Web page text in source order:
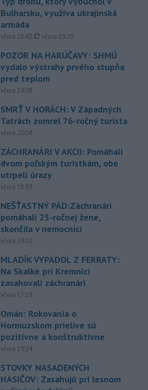
Bulharsku, využíva ukrajinská
armáda
včera 18:43, aktualizované
včera 19:29
POZOR NA HARÚČAVY: SHMÚ
vydalo výstrahy prvého stupňa
pred teplom
včera 19:28
SMRŤ V HORÁCH: V Západných
Tatrách zomrel 76-ročný turista
včera 20:04
ZÁCHRANÁRI V AKCII: Pomáhali
dvom poľským turistkám, obe
utrpeli úrazy
včera 18:39
NEŠŤASTNÝ PÁD:Záchranári
pomáhali 25-ročnej žene,
skončila v nemocnici
včera 19:10
MLADÍK VYPADOL Z FERRATY:
Na Skalke pri Kremnici
zasahovali záchranári
včera 17:19
Omán: Rokovania o
Hormuzskom prielive sú
pozitívne a konštruktívne
včera 19:24
STOVKY NASADENÝCH
HASIČOV: Zasahujú pri lesnom